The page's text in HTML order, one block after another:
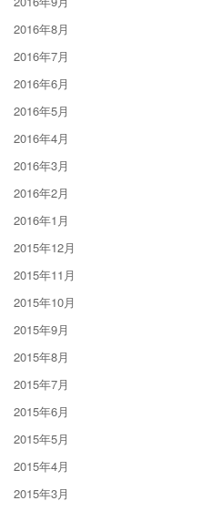
2016年8月
2016年7月
2016年6月
2016年5月
2016年4月
2016年3月
2016年2月
2016年1月
2015年12月
2015年11月
2015年10月
2015年9月
2015年8月
2015年7月
2015年6月
2015年5月
2015年4月
2015年3月